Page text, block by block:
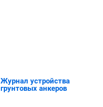
Журнал устройства
грунтовых анкеров